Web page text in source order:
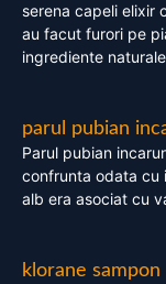
serena capeli elixir
au facut furori pe
ingrediente
parul pubian
Parul pubian
confrunta odata cu
alb era asociat cu
klorane sampon